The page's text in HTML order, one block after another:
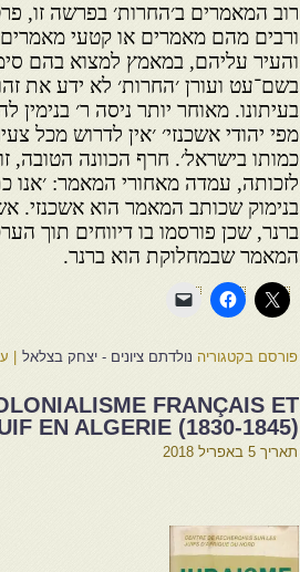
רוב המאמרים ב׳החרות׳ בפרשה זו,
ורבים מהם מאמרים או קטעי
והעיר עליהם, במאמץ למצוא בהם
בשם־עט ועורן ׳החרות׳ לא ידע את
בעיתונו. מאוחר יותר ניסה ר׳ בנימין
מפי יהודי אשכנזי׳ ׳אין לדרוש מכל
כמותו בישראל׳. חרף הכוונה הטובה,
לזכותה, עמדה מאחורי המאמר: ׳אנו
בנימוק שכותב המאמר הוא אשכנזי.
ברנר, שכן פורסמו בו דיווחים תוך
המאמר שבמחלוקת הוא ברנר.
פורסם בקטגוריה נולדתם ציונים - יצחק בצלאל
FRANÇAIS ET
EN ALGERIE (1830-1845)
תאריך 5 באפריל 2018